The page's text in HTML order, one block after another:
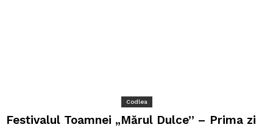
Codlea
Festivalul Toamnei „Mărul Dulce” – Prima zi